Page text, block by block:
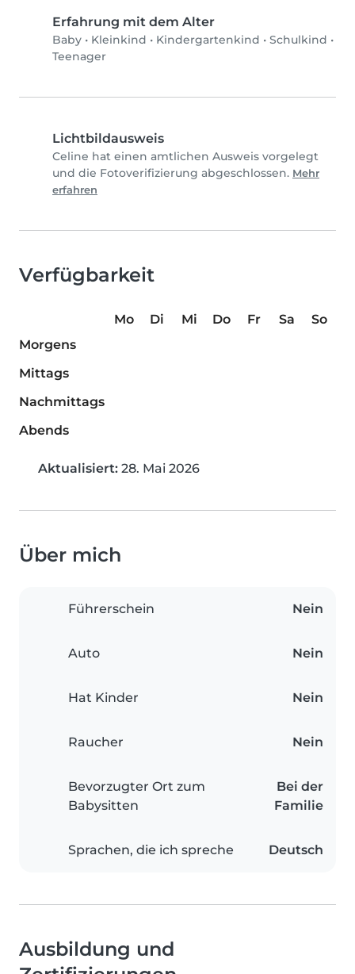
Erfahrung mit dem Alter
Baby • Kleinkind • Kindergartenkind • Schulkind •
Teenager
Lichtbildausweis
Celine hat einen amtlichen Ausweis vorgelegt
und die Fotoverifizierung abgeschlossen. Mehr
erfahren
Verfügbarkeit
Mo Di Mi Do Fr Sa
So
Morgens
Mittags
Nachmittags
Abends
Aktualisiert: 28. Mai 2026
Über mich
Führerschein Nein
Auto Nein
Hat Kinder Nein
Raucher Nein
Bevorzugter Ort zum
Babysitten
Bei der
Familie
Sprachen, die ich spreche Deutsch
Ausbildung und